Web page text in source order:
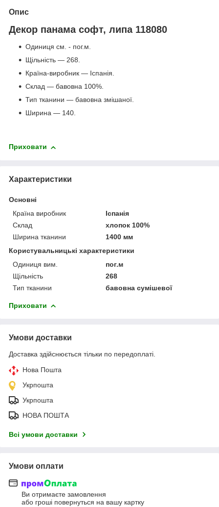
Опис
Декор панама софт, липа 118080
Одиниця см. - пог.м.
Щільність — 268.
Країна-виробник — Іспанія.
Склад — бавовна 100%.
Тип тканини — бавовна змішаної.
Ширина — 140.
Приховати
Характеристики
Основні
Країна виробник
Іспанія
Склад
хлопок 100%
Ширина тканини
1400 мм
Користувальницькі характеристики
Одиниця вим.
пог.м
Щільність
268
Тип тканини
бавовна сумішевої
Приховати
Умови доставки
Доставка здійснюється тільки по передоплаті.
Нова Пошта
Укрпошта
Укрпошта
НОВА ПОШТА
Всі умови доставки
Умови оплати
Ви отримаєте замовлення
або гроші повернуться на вашу картку